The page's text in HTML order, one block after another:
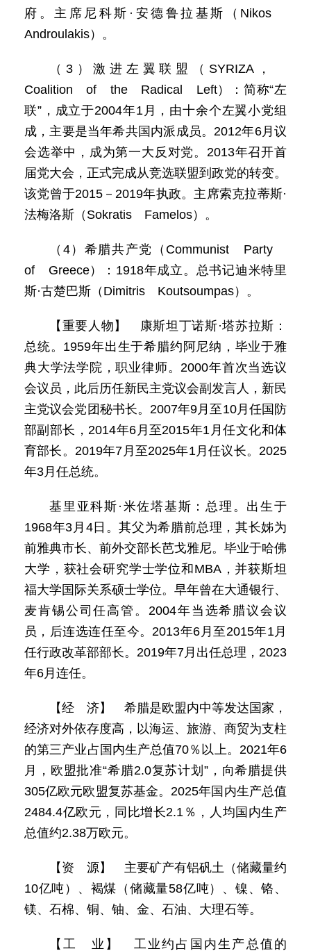
府。主席尼科斯·安德鲁拉基斯（Nikos
Androulakis）。
（3）激进左翼联盟（SYRIZA，
Coalition of the Radical Left）：简称“左
联”，成立于2004年1月，由十余个左翼小党组
成，主要是当年希共国内派成员。2012年6月议
会选举中，成为第一大反对党。2013年召开首
届党大会，正式完成从竞选联盟到政党的转变。
该党曾于2015－2019年执政。主席索克拉蒂斯·
法梅洛斯（Sokratis Famelos）。
（4）希腊共产党（Communist Party
of Greece）：1918年成立。总书记迪米特里
斯·古楚巴斯（Dimitris Koutsoumpas）。
【重要人物】 康斯坦丁诺斯·塔苏拉斯：
总统。1959年出生于希腊约阿尼纳，毕业于雅
典大学法学院，职业律师。2000年首次当选议
会议员，此后历任新民主党议会副发言人，新民
主党议会党团秘书长。2007年9月至10月任国防
部副部长，2014年6月至2015年1月任文化和体
育部长。2019年7月至2025年1月任议长。2025
年3月任总统。
基里亚科斯·米佐塔基斯：总理。出生于
1968年3月4日。其父为希腊前总理，其长姊为
前雅典市长、前外交部长芭戈雅尼。毕业于哈佛
大学，获社会研究学士学位和MBA，并获斯坦
福大学国际关系硕士学位。早年曾在大通银行、
麦肯锡公司任高管。2004年当选希腊议会议
员，后连选连任至今。2013年6月至2015年1月
任行政改革部部长。2019年7月出任总理，2023
年6月连任。
【经 济】 希腊是欧盟内中等发达国家，
经济对外依存度高，以海运、旅游、商贸为支柱
的第三产业占国内生产总值70％以上。2021年6
月，欧盟批准“希腊2.0复苏计划”，向希腊提供
305亿欧元欧盟复苏基金。2025年国内生产总值
2484.4亿欧元，同比增长2.1％，人均国内生产
总值约2.38万欧元。
【资 源】 主要矿产有铝矾土（储藏量约
10亿吨）、褐煤（储藏量58亿吨）、镍、铬、
镁、石棉、铜、铀、金、石油、大理石等。
【工 业】 工业约占国内生产总值的